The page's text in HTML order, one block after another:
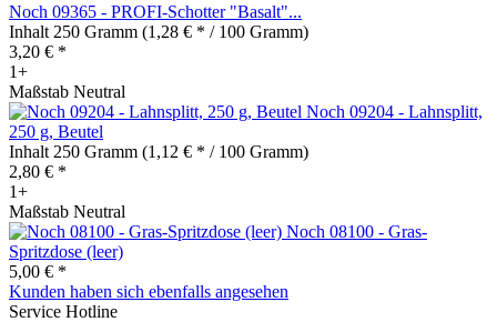
Noch 09365 - PROFI-Schotter "Basalt"...
Inhalt 250 Gramm (1,28 € * / 100 Gramm)
3,20 € *
1+
Maßstab Neutral
Noch 09204 - Lahnsplitt,
250 g, Beutel
Inhalt 250 Gramm (1,12 € * / 100 Gramm)
2,80 € *
1+
Maßstab Neutral
Noch 08100 - Gras-
Spritzdose (leer)
5,00 € *
Kunden haben sich ebenfalls angesehen
Service Hotline